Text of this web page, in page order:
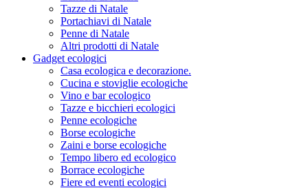
Tazze di Natale
Portachiavi di Natale
Penne di Natale
Altri prodotti di Natale
Gadget ecologici
Casa ecologica e decorazione.
Cucina e stoviglie ecologiche
Vino e bar ecologico
Tazze e bicchieri ecologici
Penne ecologiche
Borse ecologiche
Zaini e borse ecologiche
Tempo libero ed ecologico
Borrace ecologiche
Fiere ed eventi ecologici